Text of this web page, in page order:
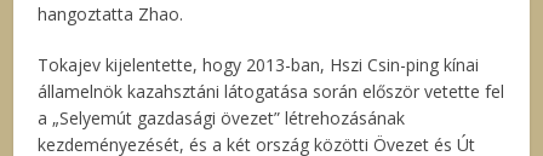
hangoztatta Zhao.
Tokajev kijelentette, hogy 2013-ban, Hszi Csin-ping kínai
államelnök kazahsztáni látogatása során először vetette fel
a „Selyemút gazdasági övezet” létrehozásának
kezdeményezését, és a két ország közötti Övezet és Út